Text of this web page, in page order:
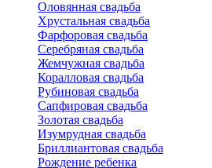
Оловянная свадьба
Хрустальная свадьба
Фарфоровая свадьба
Серебряная свадьба
Жемчужная свадьба
Коралловая свадьба
Рубиновая свадьба
Сапфировая свадьба
Золотая свадьба
Изумрудная свадьба
Бриллиантовая свадьба
Рождение ребенка